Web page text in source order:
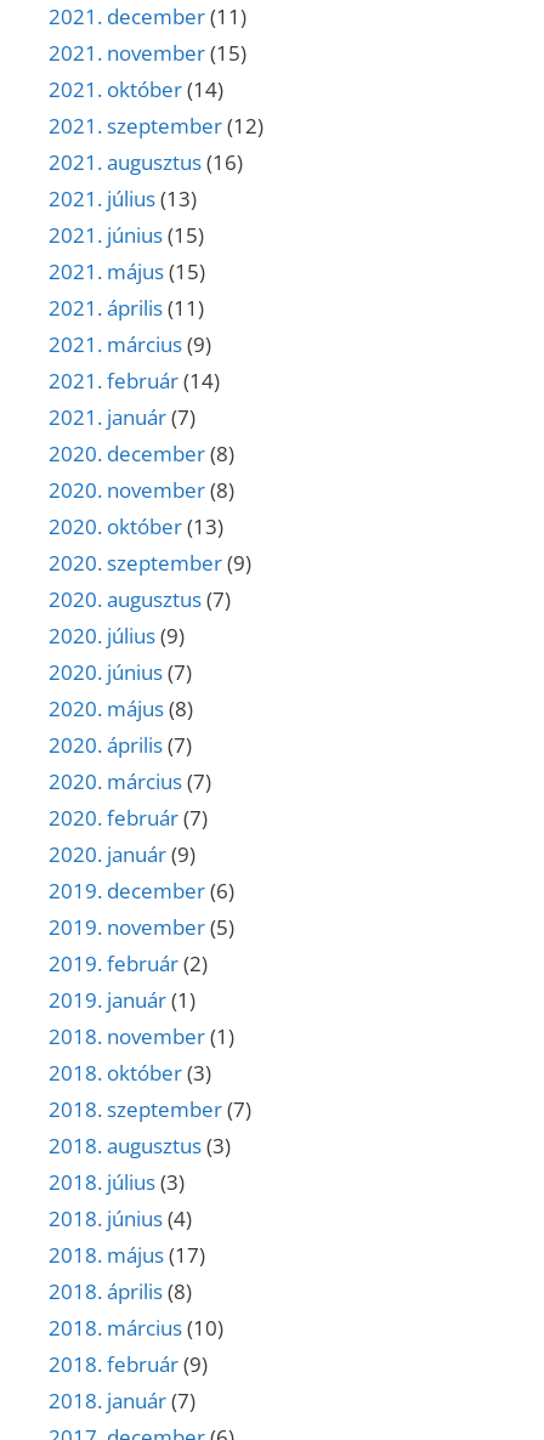
2021. december(11)
2021. november(15)
2021. október(14)
2021. szeptember(12)
2021. augusztus(16)
2021. július(13)
2021. június(15)
2021. május(15)
2021. április(11)
2021. március(9)
2021. február(14)
2021. január(7)
2020. december(8)
2020. november(8)
2020. október(13)
2020. szeptember(9)
2020. augusztus(7)
2020. július(9)
2020. június(7)
2020. május(8)
2020. április(7)
2020. március(7)
2020. február(7)
2020. január(9)
2019. december(6)
2019. november(5)
2019. február(2)
2019. január(1)
2018. november(1)
2018. október(3)
2018. szeptember(7)
2018. augusztus(3)
2018. július(3)
2018. június(4)
2018. május(17)
2018. április(8)
2018. március(10)
2018. február(9)
2018. január(7)